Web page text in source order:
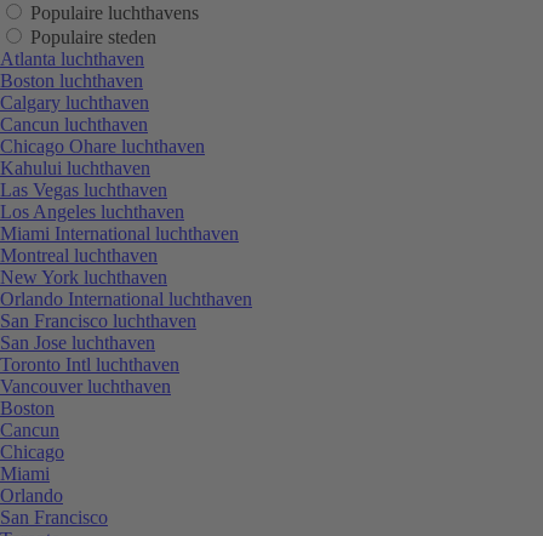
Populaire luchthavens
Populaire steden
Atlanta luchthaven
Boston luchthaven
Calgary luchthaven
Cancun luchthaven
Chicago Ohare luchthaven
Kahului luchthaven
Las Vegas luchthaven
Los Angeles luchthaven
Miami International luchthaven
Montreal luchthaven
New York luchthaven
Orlando International luchthaven
San Francisco luchthaven
San Jose luchthaven
Toronto Intl luchthaven
Vancouver luchthaven
Boston
Cancun
Chicago
Miami
Orlando
San Francisco